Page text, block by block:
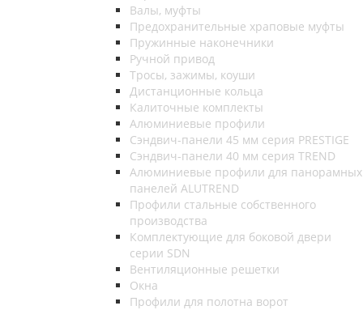
Валы, муфты
Предохранительные храповые муфты
Пружинные наконечники
Ручной привод
Тросы, зажимы, коуши
Дистанционные кольца
Калиточные комплекты
Алюминиевые профили
Сэндвич-панели 45 мм серия PRESTIGE
Сэндвич-панели 40 мм серия TREND
Алюминиевые профили для панорамных
панелей ALUTREND
Профили стальные собственного
производства
Комплектующие для боковой двери
серии SDN
Вентиляционные решетки
Окна
Профили для полотна ворот